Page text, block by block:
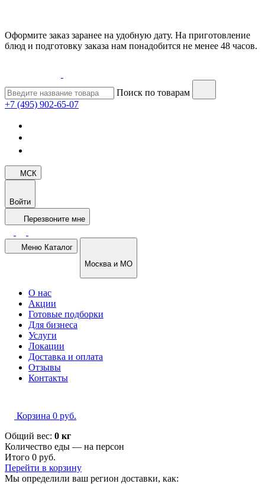
Оформите заказ заранее на удобную дату. На приготовление
блюд и подготовку заказа нам понадобится не менее 48 часов.
Поиск по товарам
+7 (495) 902-65-07
МСК
Войти
Перезвоните мне
Меню Каталог
Москва и МО
О нас
Акции
Готовые подборки
Для бизнеса
Услуги
Локации
Доставка и оплата
Отзывы
Контакты
Корзина 0 руб.
Общий вес: 0 кг
Количество еды — на персон
Итого 0 руб.
Перейти в корзину
Мы определили ваш регион доставки, как: